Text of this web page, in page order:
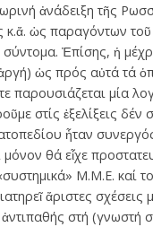
ἀνάδειξη τῆς
ὡς παραγόντων τοῦ
Ἐπίσης, ἡ
ὡς πρός αὐτά τά
παρουσιάζεται μία
στίς ἐξελίξεις
ἦταν
θά εἶχε
Μ.Μ.Ε.
ἄριστες
στή (γνωστή